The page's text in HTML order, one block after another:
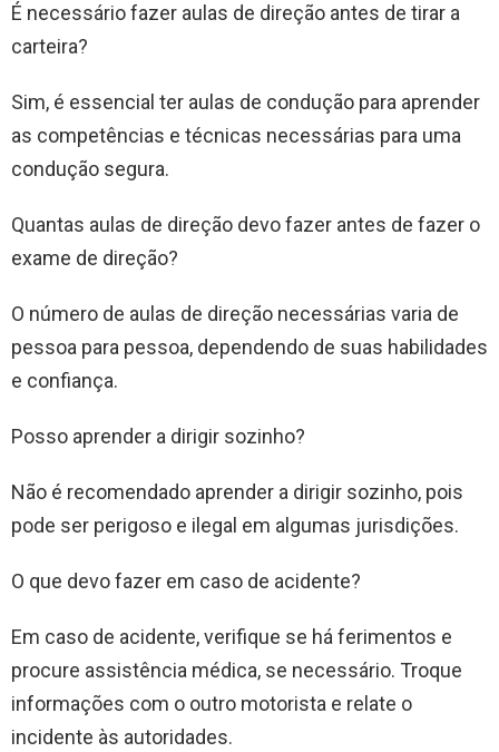
É necessário fazer aulas de direção antes de tirar a
carteira?
Sim, é essencial ter aulas de condução para aprender
as competências e técnicas necessárias para uma
condução segura.
Quantas aulas de direção devo fazer antes de fazer o
exame de direção?
O número de aulas de direção necessárias varia de
pessoa para pessoa, dependendo de suas habilidades
e confiança.
Posso aprender a dirigir sozinho?
Não é recomendado aprender a dirigir sozinho, pois
pode ser perigoso e ilegal em algumas jurisdições.
O que devo fazer em caso de acidente?
Em caso de acidente, verifique se há ferimentos e
procure assistência médica, se necessário. Troque
informações com o outro motorista e relate o
incidente às autoridades.